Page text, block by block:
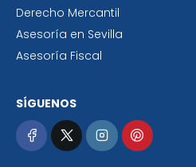
Derecho Mercantil
Asesoría en Sevilla
Asesoría Fiscal
SÍGUENOS